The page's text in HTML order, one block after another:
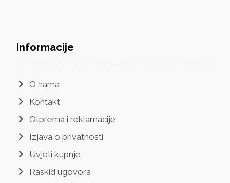
Informacije
O nama
Kontakt
Otprema i reklamacije
Izjava o privatnosti
Uvjeti kupnje
Raskid ugovora